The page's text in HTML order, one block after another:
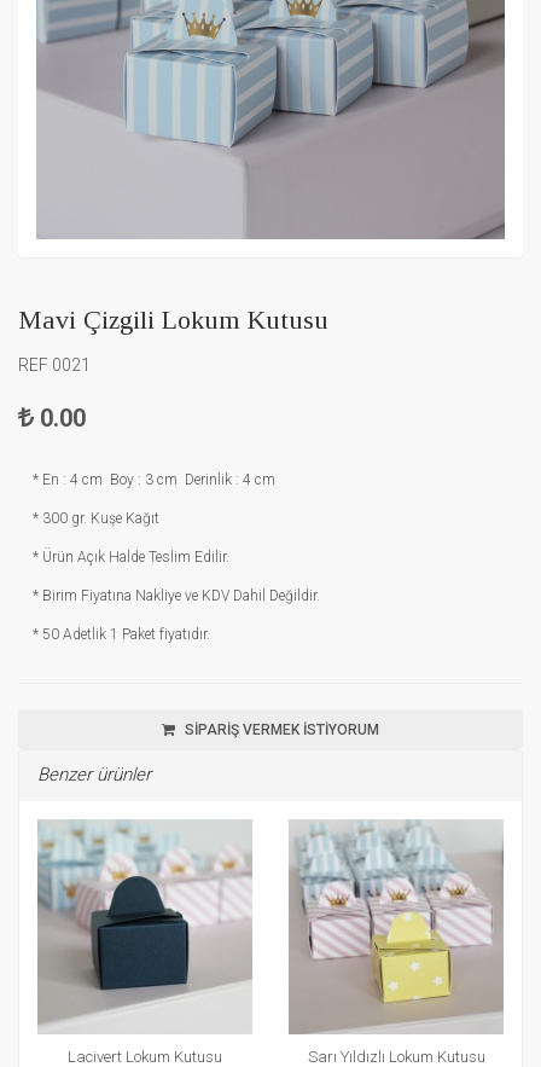
Mavi Çizgili Lokum Kutusu
REF 0021
0.00
* En : 4 cm Boy : 3 cm Derinlik : 4 cm
* 300 gr. Kuşe Kağıt
* Ürün Açık Halde Teslim Edilir.
* Birim Fiyatına Nakliye ve KDV Dahil Değildir.
* 50 Adetlik 1 Paket fiyatıdır.
SİPARİŞ VERMEK İSTİYORUM
Benzer ürünler
Lacivert Lokum Kutusu Sarı Yıldızlı Lokum Kutusu